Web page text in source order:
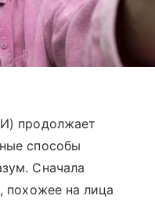
продолжает
способы
Сначала
похожее на лица